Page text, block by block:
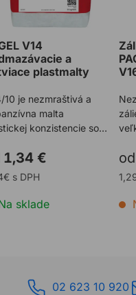
V14
a
plastmalty
10 je nezmraštivá a
malta
konzistencie so
...
1,34 €
s DPH
sklade
zál
od
02 623 10 920